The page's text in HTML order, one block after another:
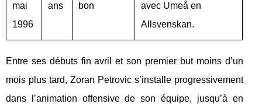
mai
1996
ans bon
avec Umeå en
Allsvenskan.
Entre ses débuts fin avril et son premier but moins d’un
mois plus tard, Zoran Petrovic s’installe progressivement
dans l’animation offensive de son équipe, jusqu’à en